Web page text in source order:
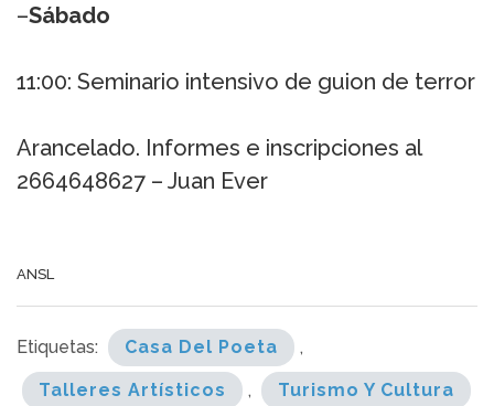
–Sábado
11:00: Seminario intensivo de guion de terror
Arancelado. Informes e inscripciones al
2664648627 – Juan Ever
ANSL
Etiquetas: Casa Del Poeta ,
Talleres Artísticos , Turismo Y Cultura